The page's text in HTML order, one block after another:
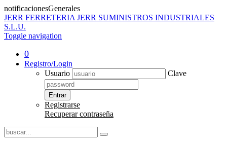
notificacionesGenerales
JERR FERRETERIA JERR SUMINISTROS INDUSTRIALES
S.L.U.
Toggle navigation
0
Registro/Login
Usuario
Clave
Entrar
Registrarse
Recuperar contraseña